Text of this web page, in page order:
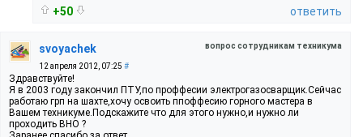
+50 ответить
вопрос сотрудникам техникума
svoyachek
12 апреля 2012, 07:25 #
Здравствуйте!
Я в 2003 году закончил ПТУ,по проффесии электрогазосварщик.Сейчас
работаю грп на шахте,хочу освоить ппоффесию горного мастера в
Вашем техникуме.Подскажите что для этого нужно,и нужно ли
проходить ВНО ?